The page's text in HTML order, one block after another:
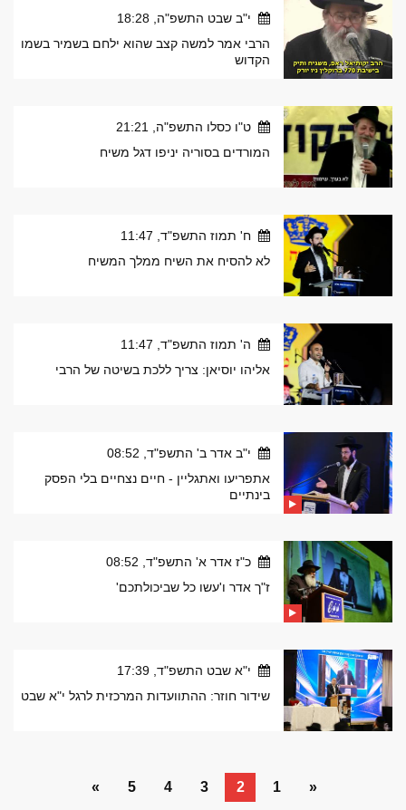
י"ב שבט התשפ"ה, 18:28
הרבי אמר למשה קצב שהוא ילחם בשמיר בשמו
הקדוש
ט"ו כסלו התשפ"ה, 21:21
המורדים בסוריה יניפו דגל משיח
ח' תמוז התשפ"ד, 11:47
לא להסיח את השיח ממלך המשיח
ה' תמוז התשפ"ד, 11:47
אליהו יוסיאן: צריך ללכת בשיטה של הרבי
י"ב אדר ב' התשפ"ד, 08:52
אתפריעו ואתגליין - חיים נצחיים בלי הפסק
בינתיים
כ"ז אדר א' התשפ"ד, 08:52
ז"ך אדר ו'עשו כל שביכולתכם'
י"א שבט התשפ"ד, 17:39
שידור חוזר: ההתוועדות המרכזית לרגל י"א שבט
«
1
2
3
4
5
»